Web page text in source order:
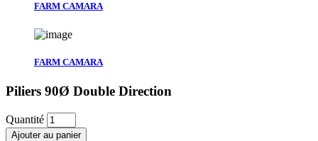
FARM CAMARA
FARM CAMARA
Piliers 90Ø Double Direction
Quantité
Ajouter au panier